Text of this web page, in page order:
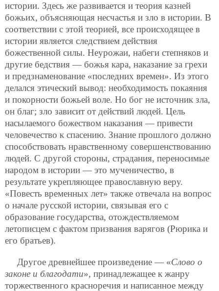
истории. Здесь же развивается и теория казней
божьих, объясняющая несчастья и зло в истории. В
соответствии с этой теорией, все происходящее в
истории является следствием действия
божественной силы. Неурожаи, набеги степняков и
другие бедствия — божья кара, наказание за грехи
и предзнаменование «последних времен». Из этого
делался этический вывод: необходимость покаяния
и покорности божьей воле. Но бог не источник зла,
он благ; зло зависит от действий людей. Цель
насылаемого божеством наказания — привести
человечество к спасению. Знание прошлого должно
способствовать нравственному совершенствованию
людей. С другой стороны, страдания, переносимые
народом в истории — это мученичество, в
результате укрепляющее православную веру.
«Повесть временных лет» также отвечала на вопрос
о начале русской истории, связывая его с
образование государства, отождествляемом
летописцем с фактом призвания варягов (Рюрика и
его братьев).
Другое древнейшее произведение — «Слово о
законе и благодати», принадлежащее к жанру
торжественного красноречия и написанное между